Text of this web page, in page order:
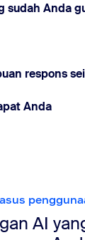
sudah Anda
respons
Anda
AI